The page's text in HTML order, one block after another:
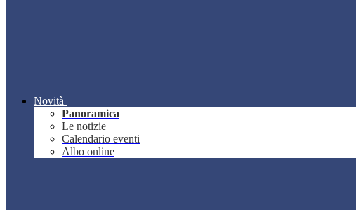
Novità
Panoramica
Le notizie
Calendario eventi
Albo online